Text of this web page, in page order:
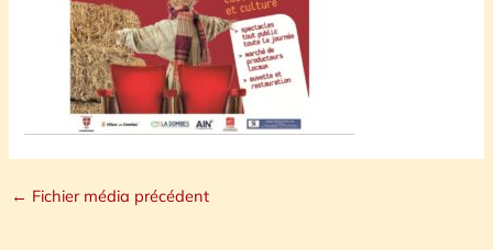
← Fichier média précédent